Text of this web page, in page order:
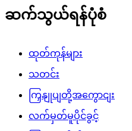
ဆက်သွယ်ရန်ပုံစံ
ထုတ်ကုန်များ
သတင်း
ကြှနျုပျတို့အကွောငျး
လက်မှတ်မူပိုင်ခွင့်